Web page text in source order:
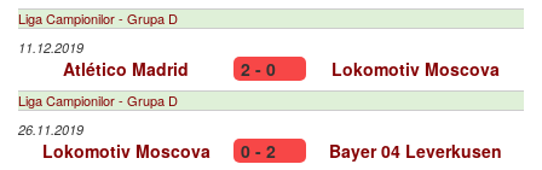
Liga Campionilor - Grupa D
11.12.2019
Atlético Madrid 2 - 0 Lokomotiv Moscova
Liga Campionilor - Grupa D
26.11.2019
Lokomotiv Moscova 0 - 2 Bayer 04 Leverkusen